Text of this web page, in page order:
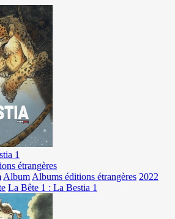
1
étrangères
Album Albums éditions étrangères 2022
La Bête 1 : La Bestia 1